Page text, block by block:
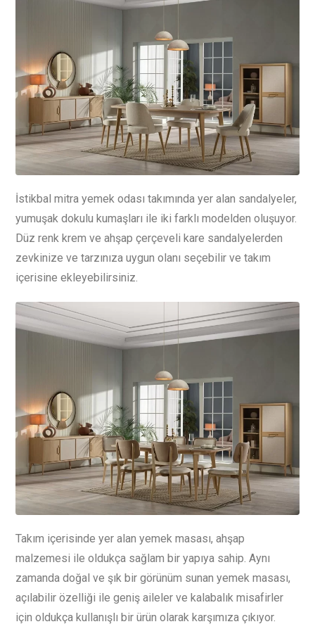
İstikbal mitra yemek odası takımında yer alan sandalyeler,
yumuşak dokulu kumaşları ile iki farklı modelden oluşuyor.
Düz renk krem ve ahşap çerçeveli kare sandalyelerden
zevkinize ve tarzınıza uygun olanı seçebilir ve takım
içerisine ekleyebilirsiniz.
Takım içerisinde yer alan yemek masası, ahşap
malzemesi ile oldukça sağlam bir yapıya sahip. Aynı
zamanda doğal ve şık bir görünüm sunan yemek masası,
açılabilir özelliği ile geniş aileler ve kalabalık misafirler
için oldukça kullanışlı bir ürün olarak karşımıza çıkıyor.